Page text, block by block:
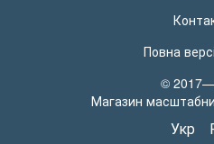
Повна
©
Магазин
Укр